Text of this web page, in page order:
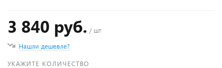
3 840 руб. / шт
Нашли дешевле?
УКАЖИТЕ КОЛИЧЕСТВО